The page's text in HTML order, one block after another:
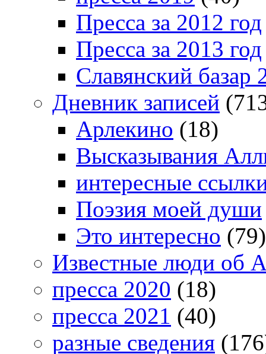
Пресса за 2012 год
Пресса за 2013 год
Славянский базар
Дневник записей
Арлекино (18)
Высказывания
интересные
Поэзия моей души
Это интересно (79)
Известные люди об
пресса 2020 (18)
пресса 2021 (40)
разные сведения